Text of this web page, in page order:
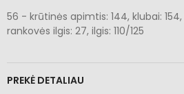
56 - krūtinės apimtis: 144, klubai:
rankovės ilgis: 27, ilgis: 110/125
PREKĖ DETALIAU